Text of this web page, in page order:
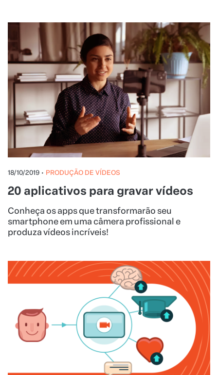
18/10/2019 • PRODUÇÃO DE VÍDEOS
20 aplicativos para gravar vídeos
Conheça os apps que transformarão seu
smartphone em uma câmera profissional e
produza vídeos incríveis!